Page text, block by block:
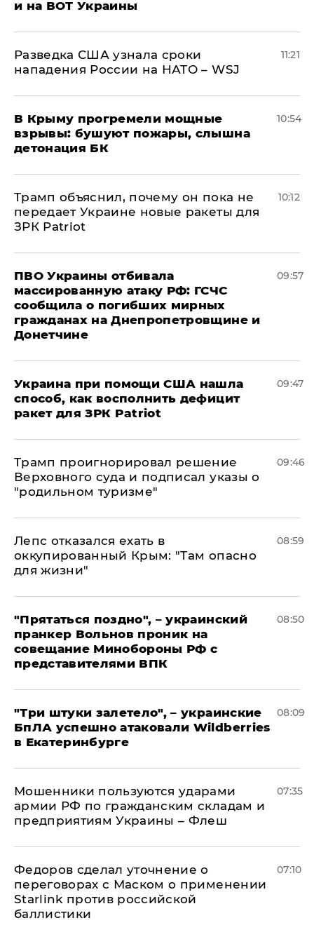
и на ВОТ Украины
Разведка США узнала сроки
нападения России на НАТО – WSJ
11:21
В Крыму прогремели мощные
взрывы: бушуют пожары, слышна
детонация БК
10:54
Трамп объяснил, почему он пока не
передает Украине новые ракеты для
ЗРК Patriot
10:12
ПВО Украины отбивала
массированную атаку РФ: ГСЧС
сообщила о погибших мирных
гражданах на Днепропетровщине и
Донетчине
09:57
Украина при помощи США нашла
способ, как восполнить дефицит
ракет для ЗРК Patriot
09:47
Трамп проигнорировал решение
Верховного суда и подписал указы о
"родильном туризме"
09:46
Лепс отказался ехать в
оккупированный Крым: "Там опасно
для жизни"
08:59
"Прятаться поздно", – украинский
пранкер Вольнов проник на
совещание Минобороны РФ с
представителями ВПК
08:50
"Три штуки залетело", – украинские
БпЛА успешно атаковали Wildberries
в Екатеринбурге
08:09
Мошенники пользуются ударами
армии РФ по гражданским складам и
предприятиям Украины – Флеш
07:35
Федоров сделал уточнение о
переговорах с Маском о применении
Starlink против российской
баллистики
07:10